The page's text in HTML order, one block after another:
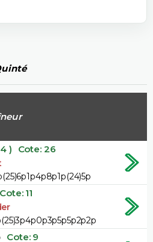
) Cote: 26
Cote: 11
Cote: 9